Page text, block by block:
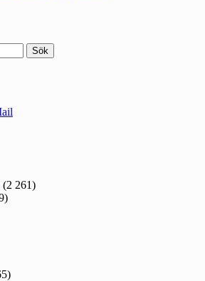
(2 261)